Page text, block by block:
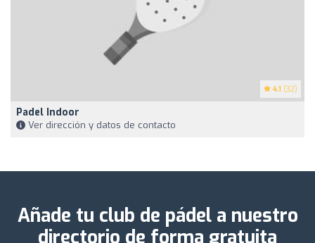
4.1 (32)
Padel Indoor
Ver dirección y datos de contacto
Añade tu club de pádel a nuestro
directorio de forma gratuita